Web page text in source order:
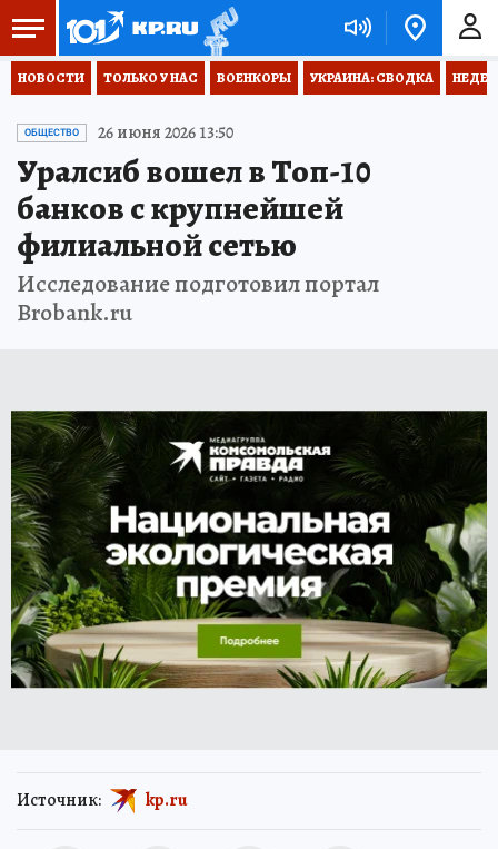
НОВОСТИ ТОЛЬКО У НАС ВОЕНКОРЫ УКРАИНА: СВОДКА
ОБЩЕСТВО 26 июня 2026 13:50
Уралсиб вошел в Топ-10
банков с крупнейшей
филиальной сетью
Исследование подготовил портал
Brobank.ru
Источник: kp.ru